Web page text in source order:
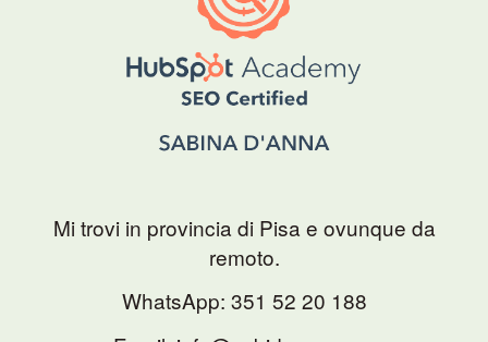
Mi trovi in provincia di Pisa e ovunque da
remoto.
WhatsApp: 351 52 20 188